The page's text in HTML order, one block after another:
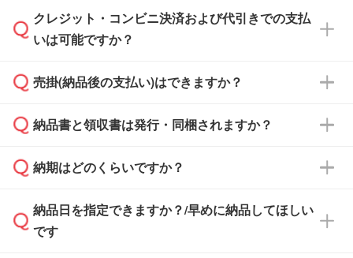
通常、翌営業日までにお送りしております。混
雑状況によっては、お時間をいただくこともご
依頼いただいた場合は、翌営業日以降のご連絡
クレジット・コンビニ決済および代引きでの支払
いは可能ですか？
銀行振込のみのご対応となります。
売掛(納品後の支払い)はできますか？
基本的には先入金をお願いしておりますが、自
どの場合は、月末締め翌月末払いに対応可能で
また、卒業・卒園記念品で対策委員会や個人様
納品書と領収書は発行・同梱されますか？
納品書・領収書は ご依頼をいただいた場合の
ず、通常はPDFデータをメール添付でお送りし
ます。
納期はどのくらいですか？
・印刷する場合(500個程度)
ご入金、イメージ画像の校了から約2週間～2
納品日を指定できますか？/早めに納品してほしい
です